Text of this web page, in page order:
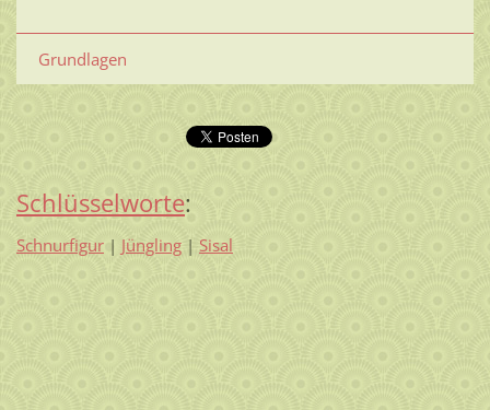
Grundlagen
Schlüsselworte:
Schnurfigur | Jüngling | Sisal